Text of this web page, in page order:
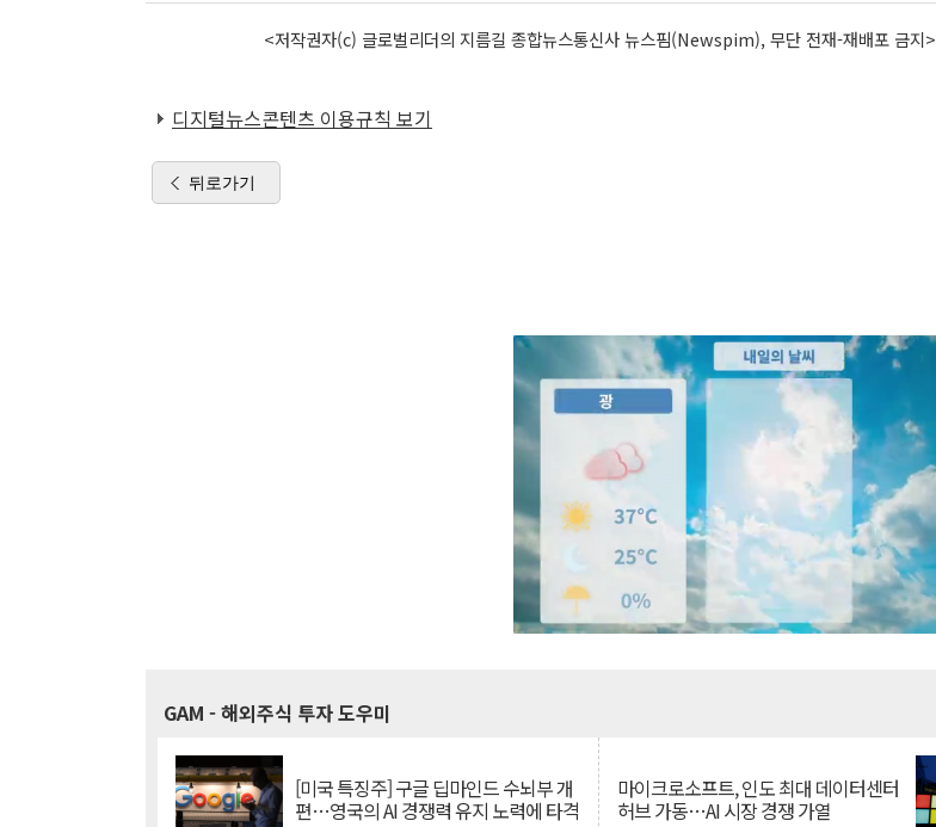
<저작권자(c) 글로벌리더의 지름길 종합뉴스통신사 뉴스핌(Newspim), 무단 전재-재배포 금지>
디지털뉴스콘텐츠 이용규칙 보기
뒤로가기
GAM - 해외주식 투자 도우미
[미국 특징주] 구글 딥마인드 수뇌부 개
편…영국의 AI 경쟁력 유지 노력에 타격
마이크로소프트, 인도 최대 데이터센터
허브 가동…AI 시장 경쟁 가열